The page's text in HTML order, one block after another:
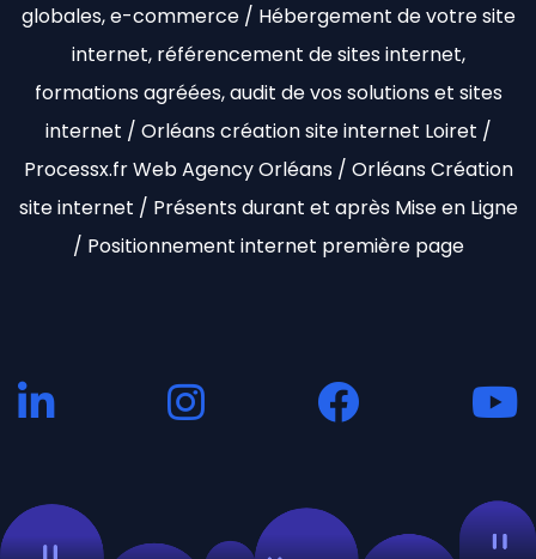
globales, e-commerce / Hébergement de votre site
internet, référencement de sites internet,
formations agréées, audit de vos solutions et sites
internet / Orléans création site internet Loiret /
Processx.fr Web Agency Orléans / Orléans Création
site internet / Présents durant et après Mise en Ligne
/ Positionnement internet première page